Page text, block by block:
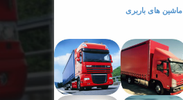
دسته بندی ها:
ماشین های باربری